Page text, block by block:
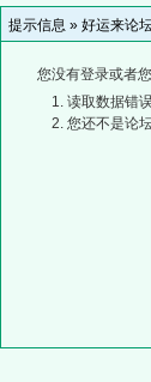
提示信息 » 好运来论
您没有登录或者
读取数据错
您还不是论